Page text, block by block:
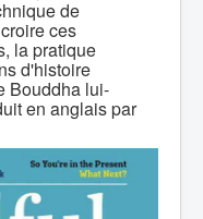
de
ces
la pratique
d'histoire
Bouddha lui-
en anglais par